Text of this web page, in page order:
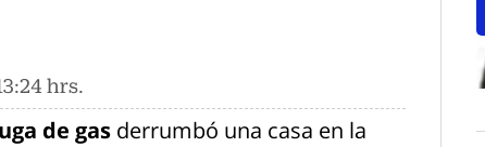
hrs.
de gasderrumbó una casa en la